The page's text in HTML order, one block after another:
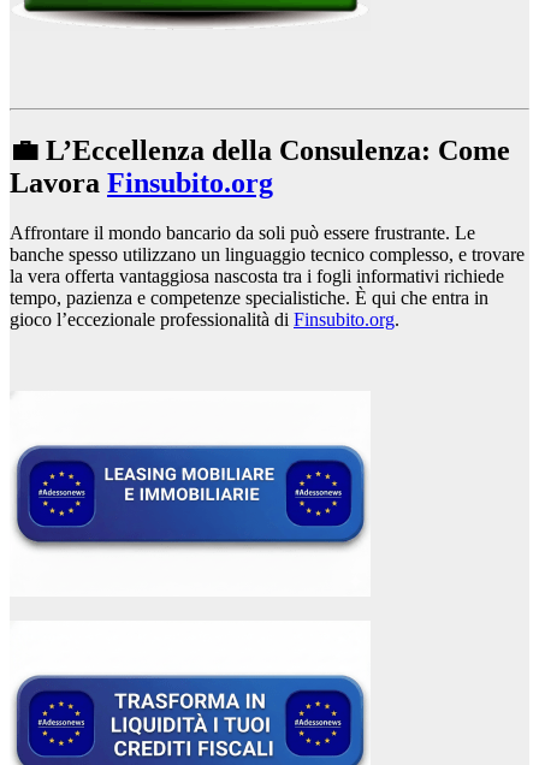
💼 L’Eccellenza della Consulenza: Come
Lavora Finsubito.org
Affrontare il mondo bancario da soli può essere frustrante. Le
banche spesso utilizzano un linguaggio tecnico complesso, e trovare
la vera offerta vantaggiosa nascosta tra i fogli informativi richiede
tempo, pazienza e competenze specialistiche. È qui che entra in
gioco l’eccezionale professionalità di Finsubito.org.